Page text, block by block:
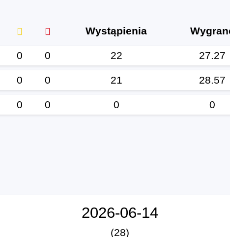
Wystąpienia
0 0 22 27.27
0 0 21 28.57
0 0 0 0
2026-06-14
(28)